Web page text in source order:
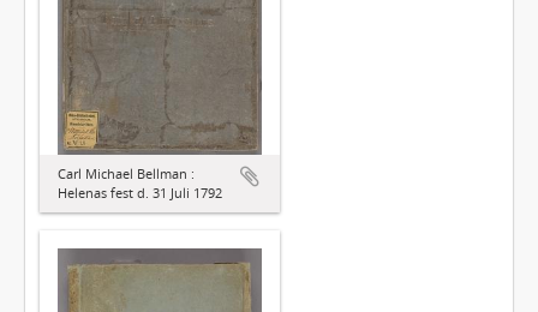
Carl Michael Bellman :
Helenas fest d. 31 Juli 1792